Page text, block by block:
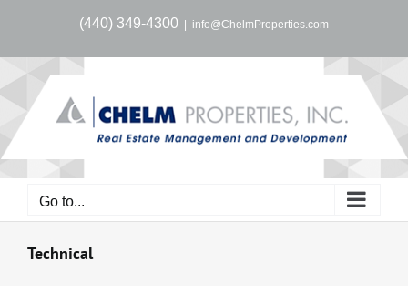
(440) 349-4300 info@ChelmProperties.com
Go to...
Technical